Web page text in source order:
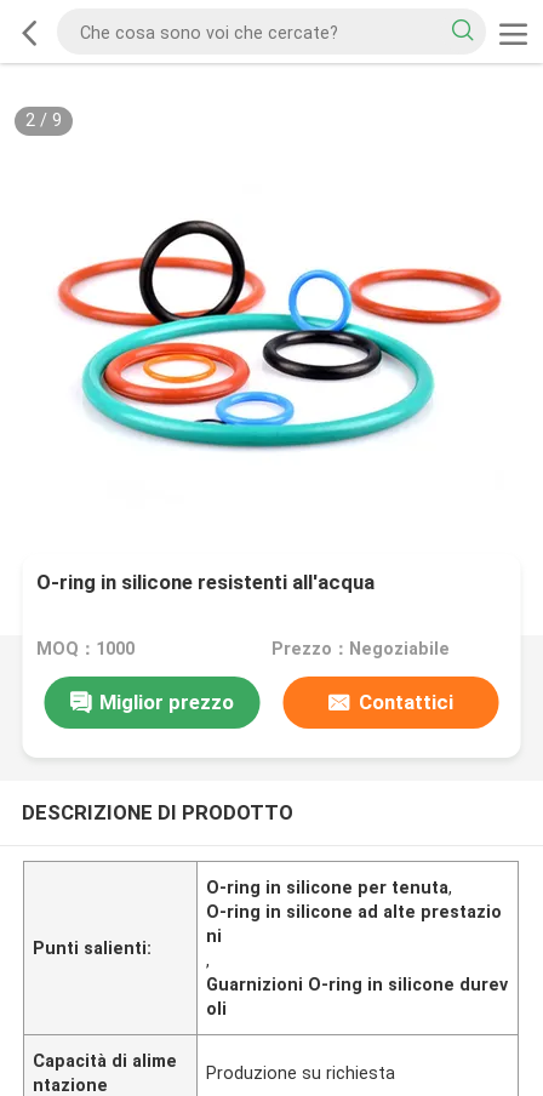
2/ 9
O-ring in silicone resistenti all'acqua
MOQ：1000 Prezzo：Negoziabile
Miglior prezzo Contattici
DESCRIZIONE DI PRODOTTO
Punti salienti:
O-ring in silicone per tenuta,
O-ring in silicone ad alte prestazio
ni
,
Guarnizioni O-ring in silicone durev
oli
Capacità di alime
ntazione
Produzione su richiesta